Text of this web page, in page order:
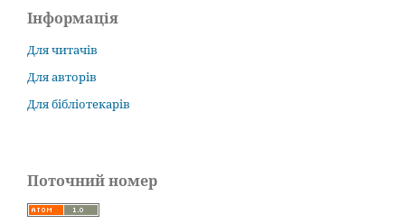
Інформація
Для читачів
Для авторів
Для бібліотекарів
Поточний номер